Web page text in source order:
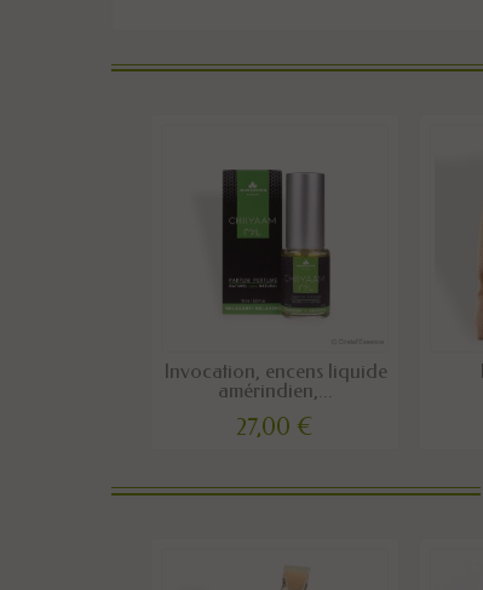
Invocation, encens liquide
amérindien,...
27,00 €